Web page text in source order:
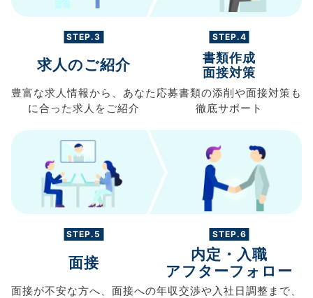
STEP.3
求人のご紹介
豊富な求人情報から、 あなた
に合った求人を ご紹介
STEP.4
書類作成
面接対策
応募書類の添削や面接対策も
徹底サポート
STEP.5
面接
面接が不安な方へ、 面接への
STEP.6
内定・入職
アフターフォロー
年収交渉や入社日調整まで、